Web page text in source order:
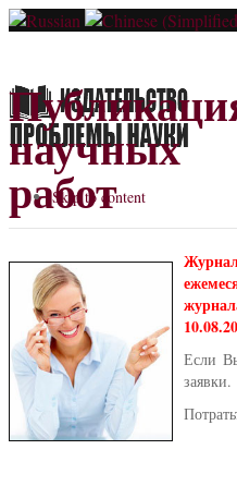
научных
работ
Skip to content
Если
заявки.